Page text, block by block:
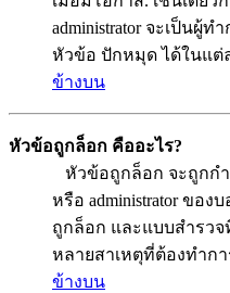
administrator จะเป็น
หัวข้อ ปักหมุด ได้ในแต่
ข้างบน
หัวข้อถูกล็อก คืออะไร?
หัวข้อถูกล็อก จะถูกกำ
หรือ administrator ขอ
ถูกล็อก และแบบสำรว
หลายสาเหตุที่ต้องทำก
ข้างบน